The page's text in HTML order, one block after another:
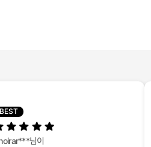
BEST
님이